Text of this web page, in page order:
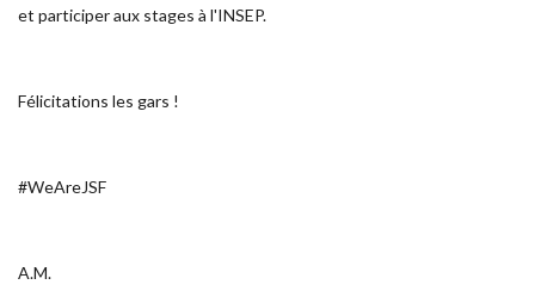
et participer aux stages à l'INSEP.
Félicitations les gars !
#WeAreJSF
A.M.